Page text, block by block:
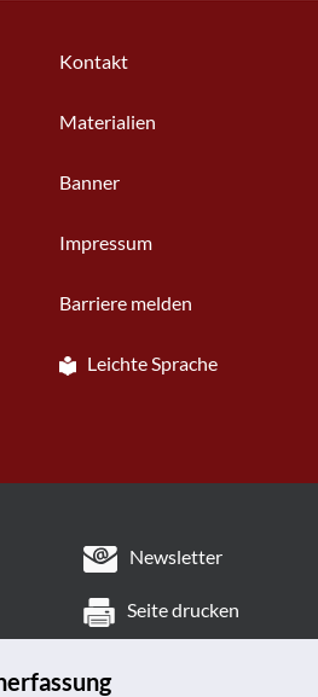
Kontakt
Materialien
Banner
Impressum
Barriere melden
Leichte Sprache
Newsletter
Seite drucken